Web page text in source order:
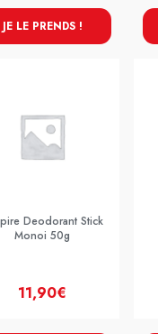
JE LE PRENDS !
Deodorant Stick
Monoi 50g
11,90€